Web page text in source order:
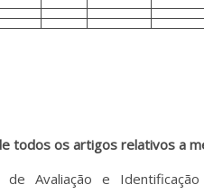
todos os artigos relativos a
Avaliação e